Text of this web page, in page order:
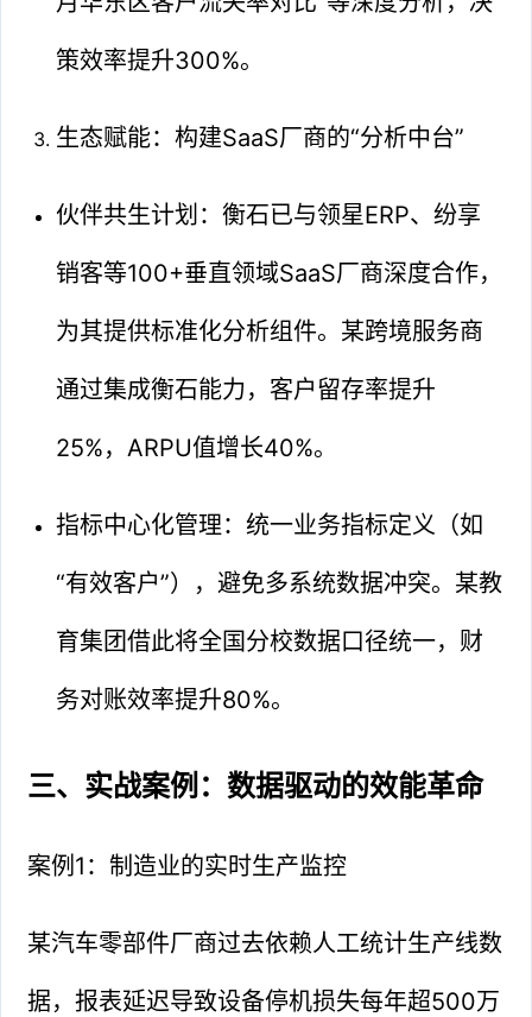
策效率提升300%。
生态赋能：构建SaaS厂商的“分析中台”
伙伴共生计划：衡石已与领星ERP、纷享
销客等100+垂直领域SaaS厂商深度合作，
为其提供标准化分析组件。某跨境服务商
通过集成衡石能力，客户留存率提升
25%，ARPU值增长40%。
指标中心化管理：统一业务指标定义（如
“有效客户”），避免多系统数据冲突。某教
育集团借此将全国分校数据口径统一，财
务对账效率提升80%。
三、实战案例：数据驱动的效能革命
案例1：制造业的实时生产监控
某汽车零部件厂商过去依赖人工统计生产线数
据，报表延迟导致设备停机损失每年超500万